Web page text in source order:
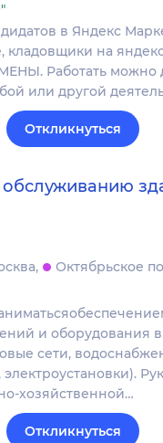
в Яндекс
кладовщики на
Работать можно
или другой
Откликнуться
Октябрьское
и оборудования
сети,
хозяйственной…
Откликнуться